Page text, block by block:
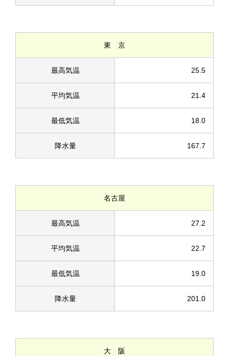
東 京
最高気温 25.5
平均気温 21.4
最低気温 18.0
降水量 167.7
名古屋
最高気温 27.2
平均気温 22.7
最低気温 19.0
降水量 201.0
大 阪